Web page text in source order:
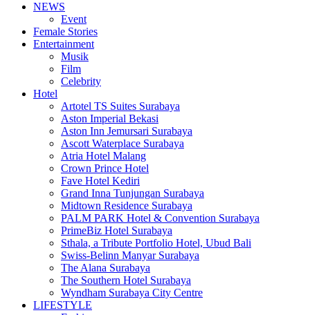
NEWS
Event
Female Stories
Entertainment
Musik
Film
Celebrity
Hotel
Artotel TS Suites Surabaya
Aston Imperial Bekasi
Aston Inn Jemursari Surabaya
Ascott Waterplace Surabaya
Atria Hotel Malang
Crown Prince Hotel
Fave Hotel Kediri
Grand Inna Tunjungan Surabaya
Midtown Residence Surabaya
PALM PARK Hotel & Convention Surabaya
PrimeBiz Hotel Surabaya
Sthala, a Tribute Portfolio Hotel, Ubud Bali
Swiss-Belinn Manyar Surabaya
The Alana Surabaya
The Southern Hotel Surabaya
Wyndham Surabaya City Centre
LIFESTYLE